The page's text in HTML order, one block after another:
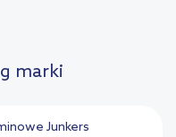
marki
Junkers